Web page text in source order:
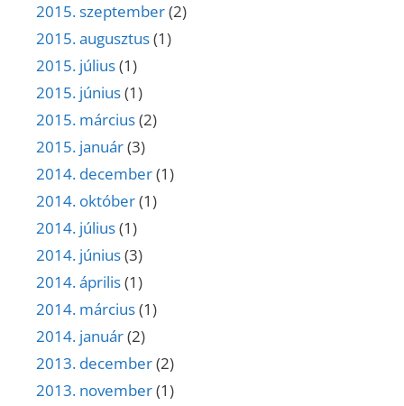
2015. szeptember(2)
2015. augusztus(1)
2015. július(1)
2015. június(1)
2015. március(2)
2015. január(3)
2014. december(1)
2014. október(1)
2014. július(1)
2014. június(3)
2014. április(1)
2014. március(1)
2014. január(2)
2013. december(2)
2013. november(1)